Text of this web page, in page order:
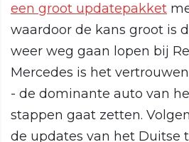
een groot updatepakket
waardoor de kans groot is
weer weg gaan lopen bij
Mercedes is het
- de dominante auto van
stappen gaat zetten.
de updates van het Duitse